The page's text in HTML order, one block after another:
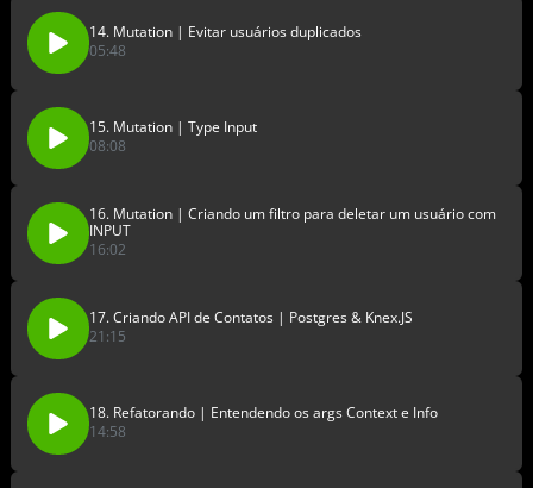
14. Mutation | Evitar usuários duplicados
05:48
15. Mutation | Type Input
08:08
16. Mutation | Criando um filtro para deletar um usuário com
INPUT
16:02
17. Criando API de Contatos | Postgres & Knex.JS
21:15
18. Refatorando | Entendendo os args Context e Info
14:58